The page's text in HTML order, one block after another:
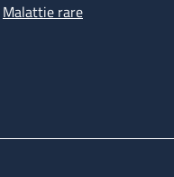
Malattie rare